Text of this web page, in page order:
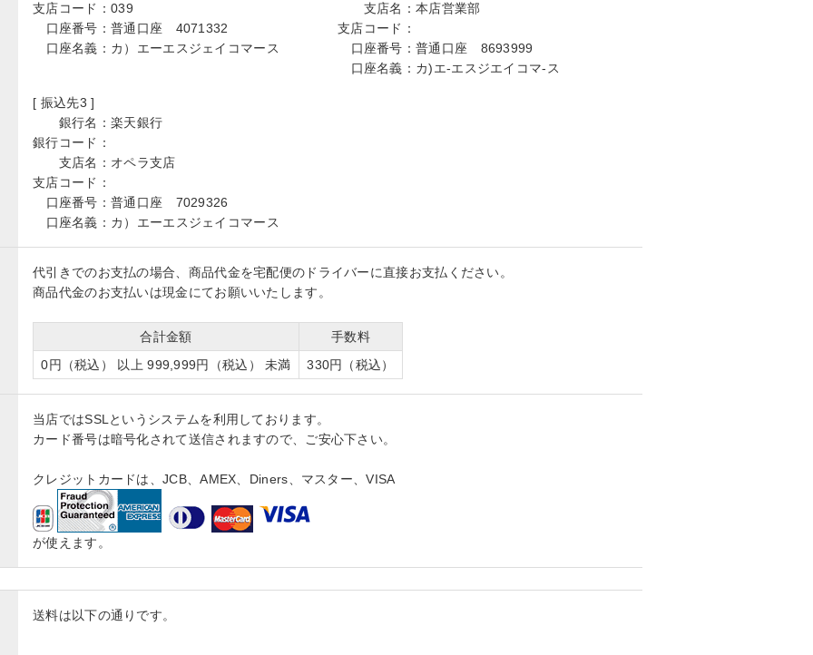
支店コード： 039
口座番号： 普通口座 4071332
口座名義： カ）エーエスジェイコマース
支店名： 本店営業部
支店コード：
口座番号： 普通口座 8693999
口座名義： カ)エ-エスジエイコマ-ス
[ 振込先3 ]
銀行名： 楽天銀行
銀行コード：
支店名： オペラ支店
支店コード：
口座番号： 普通口座 7029326
口座名義： カ）エーエスジェイコマース
代引きでのお支払の場合、商品代金を宅配便のドライバーに直接お支払ください。
商品代金のお支払いは現金にてお願いいたします。
合計金額
手数料
0円（税込） 以上 999,999円（税込） 未満
330円（税込）
当店ではSSLというシステムを利用しております。
カード番号は暗号化されて送信されますので、ご安心下さい。
クレジットカードは、JCB、AMEX、Diners、マスター、VISA
が使えます。
送料は以下の通りです。